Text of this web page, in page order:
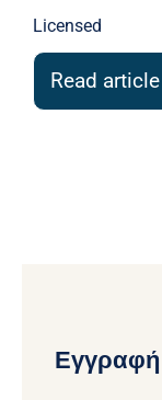
Licensed
Read article